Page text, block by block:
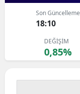
Son Güncelleme
18:10
DEĞİŞİM
0,85%